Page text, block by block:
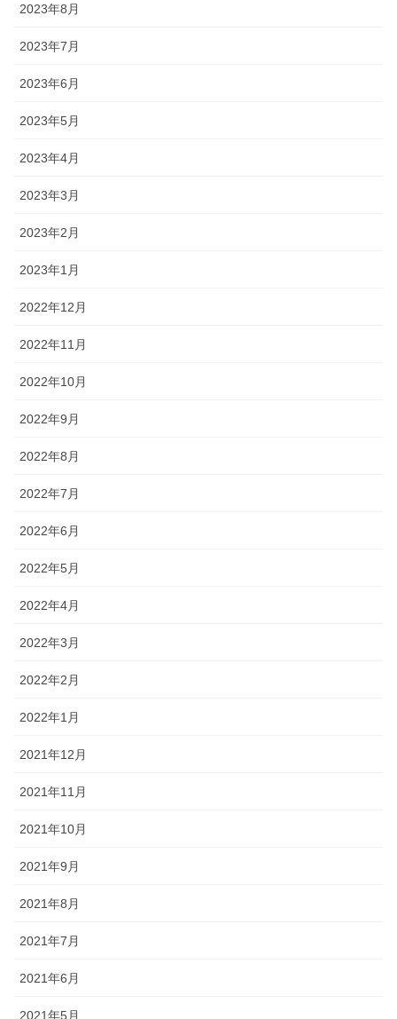
2023年8月
2023年7月
2023年6月
2023年5月
2023年4月
2023年3月
2023年2月
2023年1月
2022年12月
2022年11月
2022年10月
2022年9月
2022年8月
2022年7月
2022年6月
2022年5月
2022年4月
2022年3月
2022年2月
2022年1月
2021年12月
2021年11月
2021年10月
2021年9月
2021年8月
2021年7月
2021年6月
2021年5月